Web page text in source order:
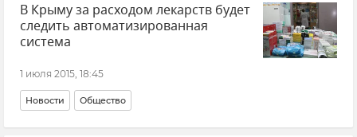
В Крыму за расходом лекарств будет
следить автоматизированная
система
1 июля 2015, 18:45
Новости Общество